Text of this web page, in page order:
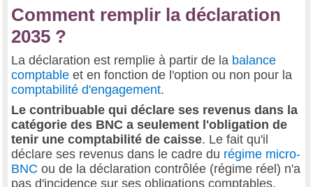
Comment remplir la déclaration
2035 ?
La déclaration est remplie à partir de la balance
comptable et en fonction de l'option ou non pour la
comptabilité d'engagement.
Le contribuable qui déclare ses revenus dans la
catégorie des BNC a seulement l'obligation de
tenir une comptabilité de caisse. Le fait qu'il
déclare ses revenus dans le cadre du régime micro-
BNC ou de la déclaration contrôlée (régime réel) n'a
pas d'incidence sur ses obligations comptables.